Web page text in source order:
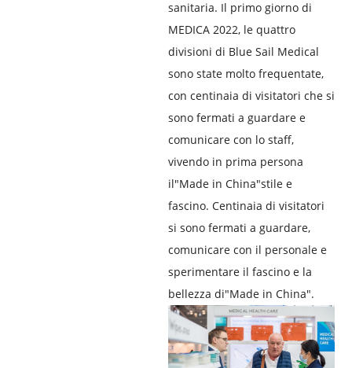
sanitaria. Il primo giorno di
MEDICA 2022, le quattro
divisioni di Blue Sail Medical
sono state molto frequentate,
con centinaia di visitatori che si
sono fermati a guardare e
comunicare con lo staff,
vivendo in prima persona
il"Made in China"stile e
fascino. Centinaia di visitatori
si sono fermati a guardare,
comunicare con il personale e
sperimentare il fascino e la
bellezza di"Made in China".